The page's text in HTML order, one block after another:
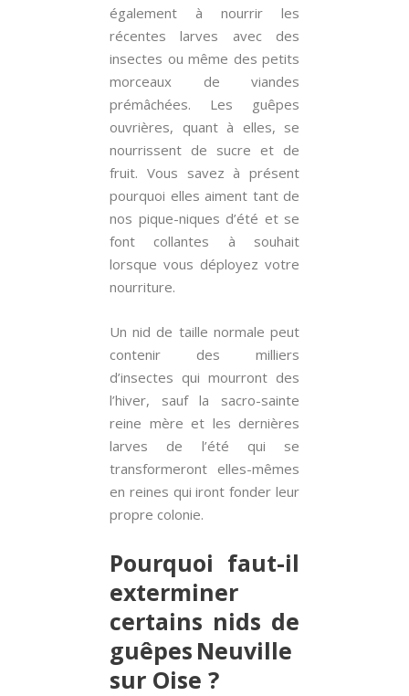
également à nourrir les
récentes larves avec des
insectes ou même des petits
morceaux de viandes
prémâchées. Les guêpes
ouvrières, quant à elles, se
nourrissent de sucre et de
fruit. Vous savez à présent
pourquoi elles aiment tant de
nos pique-niques d’été et se
font collantes à souhait
lorsque vous déployez votre
nourriture.
Un nid de taille normale peut
contenir des milliers
d’insectes qui mourront des
l’hiver, sauf la sacro-sainte
reine mère et les dernières
larves de l’été qui se
transformeront elles-mêmes
en reines qui iront fonder leur
propre colonie.
Pourquoi faut-il
exterminer
certains nids de
guêpes Neuville
sur Oise ?